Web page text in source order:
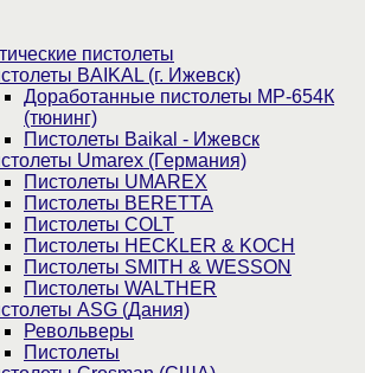
пистолеты
BAIKAL (г. Ижевск)
Доработанные пистолеты МР-654К
(тюнинг)
Пистолеты Baikal - Ижевск
Umarex (Германия)
Пистолеты UMAREX
Пистолеты BERETTA
Пистолеты COLT
Пистолеты HECKLER & KOCH
Пистолеты SMITH & WESSON
Пистолеты WALTHER
ASG (Дания)
Револьверы
Пистолеты